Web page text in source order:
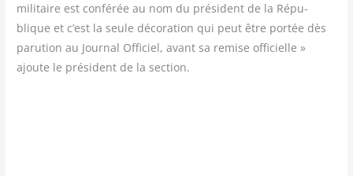
mili­taire est confé­rée au nom du pré­sident de la Répu­
blique et c’est la seule déco­ra­tion qui peut être por­tée dès
paru­tion au Jour­nal Offi­ciel, avant sa remise offi­cielle »
ajoute le pré­sident de la section.